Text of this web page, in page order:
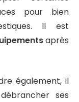
pour bien
Il est
après
également, il
ses